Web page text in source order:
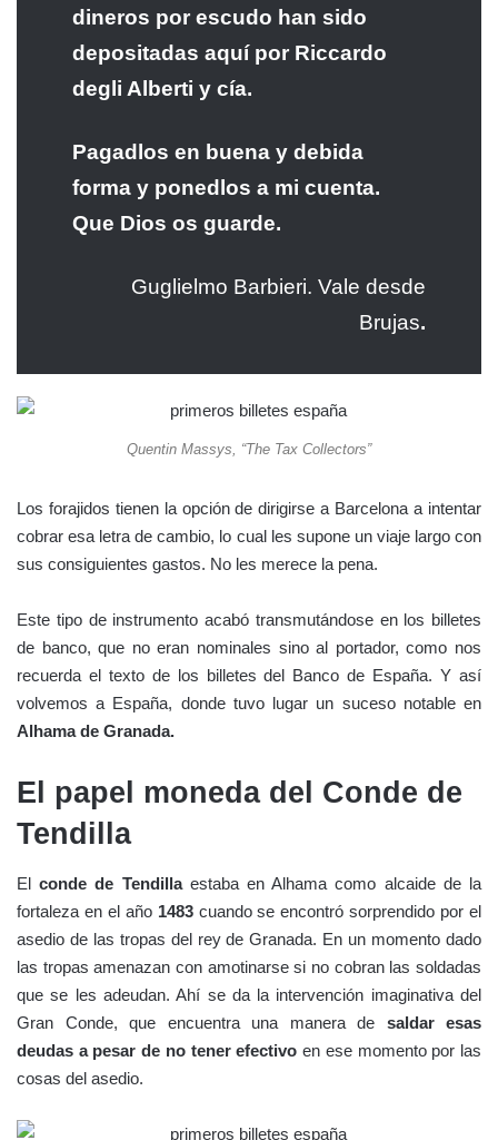
dineros por escudo han sido
depositadas aquí por Riccardo
degli Alberti y cía.
Pagadlos en buena y debida
forma y ponedlos a mi cuenta.
Que Dios os guarde.
Guglielmo Barbieri. Vale desde
Brujas.
Quentin Massys, “The Tax Collectors”
Los forajidos tienen la opción de dirigirse a Barcelona a intentar
cobrar esa letra de cambio, lo cual les supone un viaje largo con
sus consiguientes gastos. No les merece la pena.
Este tipo de instrumento acabó transmutándose en los billetes
de banco, que no eran nominales sino al portador, como nos
recuerda el texto de los billetes del Banco de España. Y así
volvemos a España, donde tuvo lugar un suceso notable en
Alhama de Granada.
El papel moneda del Conde de
Tendilla
Elconde de Tendillaestaba en Alhama como alcaide de la
fortaleza en el año 1483cuando se encontró sorprendido por el
asedio de las tropas del rey de Granada. En un momento dado
las tropas amenazan con amotinarse si no cobran las soldadas
que se les adeudan. Ahí se da la intervención imaginativa del
Gran Conde, que encuentra una manera de saldar esas
deudas a pesar de no tener efectivo en ese momento por las
cosas del asedio.